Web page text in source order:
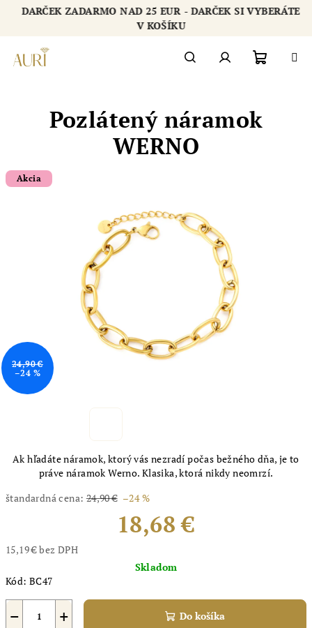
PrejsťDARČEK ZADARMO NAD 25 EUR - DARČEK SI VYBERÁTE
V KOŠÍKU
košík
Ak hľadáte náramok, ktorý vás nezradí počas bežného dňa, je to
práve náramok Werno. Klasika, ktorá nikdy neomrzí.
štandardná cena: 24,90 € –24 %
18,68 €
15,19 € bez DPH
cena:
Skladom
Kód: BC47
+
− Do košíka
Pozlátený náramok
WERNO
Akcia
24,90 €
–24 %
Chatbot šperkovnice AURI